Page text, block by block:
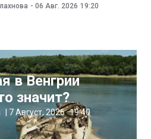
- 06 Авг. 2026 19:20
в Венгрии
значит?
7 Август, 2026 19:40